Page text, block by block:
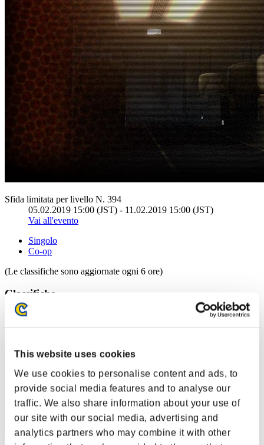
This website uses cookies
We use cookies to personalise content and ads, to
provide social media features and to analyse our
traffic. We also share information about your use of
our site with our social media, advertising and
analytics partners who may combine it with other
Sfida limitata per livello N. 394
05.02.2019 15:00 (JST) - 11.02.2019 15:00 (JST)
Vai all'evento
Singolo
Co-op
(Le classifiche sono aggiornate ogni 6 ore)
Classifiche
Posizione
31